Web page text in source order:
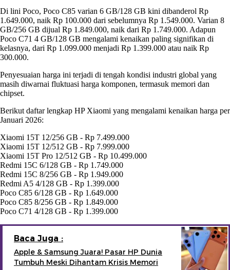
Di lini Poco, Poco C85 varian 6 GB/128 GB kini dibanderol Rp
1.649.000, naik Rp 100.000 dari sebelumnya Rp 1.549.000. Varian 8
GB/256 GB dijual Rp 1.849.000, naik dari Rp 1.749.000. Adapun
Poco C71 4 GB/128 GB mengalami kenaikan paling signifikan di
kelasnya, dari Rp 1.099.000 menjadi Rp 1.399.000 atau naik Rp
300.000.
Penyesuaian harga ini terjadi di tengah kondisi industri global yang
masih diwarnai fluktuasi harga komponen, termasuk memori dan
chipset.
Berikut daftar lengkap HP Xiaomi yang mengalami kenaikan harga per
Januari 2026:
Xiaomi 15T 12/256 GB - Rp 7.499.000
Xiaomi 15T 12/512 GB - Rp 7.999.000
Xiaomi 15T Pro 12/512 GB - Rp 10.499.000
Redmi 15C 6/128 GB - Rp 1.749.000
Redmi 15C 8/256 GB - Rp 1.949.000
Redmi A5 4/128 GB - Rp 1.399.000
Poco C85 6/128 GB - Rp 1.649.000
Poco C85 8/256 GB - Rp 1.849.000
Poco C71 4/128 GB - Rp 1.399.000
Baca Juga :
Apple & Samsung Juara! Pasar HP Dunia
Tumbuh Meski Dihantam Krisis Memori